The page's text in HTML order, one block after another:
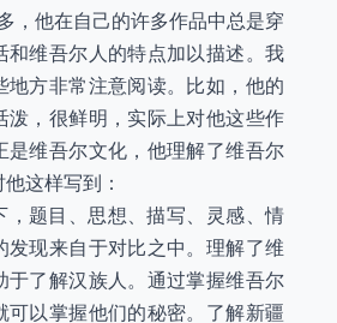
他在自己的许多作品中总是穿
和维吾尔人的特点加以描述。我
地方非常注意阅读。比如，他的
泼，很鲜明，实际上对他这些作
是维吾尔文化，他理解了维吾尔
这样写到：
题目、思想、描写、灵感、情
发现来自于对比之中。理解了维
于了解汉族人。通过掌握维吾尔
可以掌握他们的秘密。了解新疆